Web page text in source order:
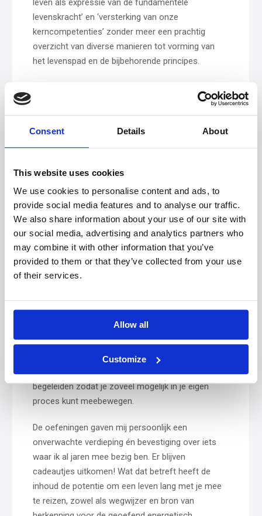
Consent Details About
This website uses cookies
We use cookies to personalise content and ads, to
provide social media features and to analyse our traffic.
We also share information about your use of our site with
our social media, advertising and analytics partners who
may combine it with other information that you’ve
provided to them or that they’ve collected from your use
of their services.
Allow all
Customize
leven als expressie van de fundamentele
levenskracht’ en ‘versterking van onze
kerncompetenties’ zonder meer een prachtig
overzicht van diverse manieren tot vorming van
het levenspad en de bijbehorende principes.
hen die ermee aan de slag gaan. In de inleiding van
haar boek beschrijft Maartje van Hooft dat het
gaat om
het toegankelijk maken van de directe
ervaring met de meridianen
innerlijke landschap’. Om helemaal vertrouwd te
raken met een meridiaan en de bijbehorende
energiestroom, adviseert ze dan ook om de
daaraan gekoppelde oefeningen gedurende
bijvoorbeeld een week meerdere malen te ervaren.
Dat vraagt tijd en inzet.
Voor wie
Meridiaanyoga voor het levenis zeker geen boek
om in één keer uit te lezen. Het is een boek dat je
met je meedraagt, stapje voor stapje integreert en
raadpleegt op de momenten dat je meer wilt weten
over bepaalde facetten van jezelf die op je pad om
begeleiden zodat je zoveel mogelijk in je eigen
proces kunt meebewegen.
De oefeningen gaven mij persoonlijk een
onverwachte verdieping én bevestiging over iets
waar ik al jaren mee bezig ben. Er blijven
cadeautjes uitkomen! Wat dat betreft heeft de
inhoud de potentie om een leven lang met je mee
te reizen, zowel als wegwijzer en bron van